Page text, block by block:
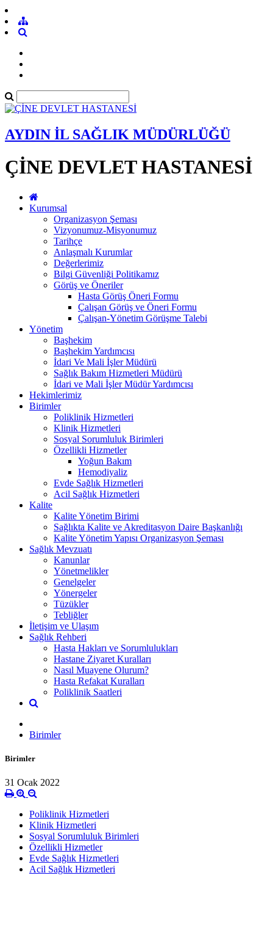
AYDIN İL SAĞLIK MÜDÜRLÜĞÜ
ÇİNE DEVLET HASTANESİ
Kurumsal
Organizasyon Şeması
Vizyonumuz-Misyonumuz
Tarihçe
Anlaşmalı Kurumlar
Değerlerimiz
Bilgi Güvenliği Politikamız
Görüş ve Öneriler
Hasta Görüş Öneri Formu
Çalışan Görüş ve Öneri Formu
Çalışan-Yönetim Görüşme Talebi
Yönetim
Başhekim
Başhekim Yardımcısı
İdari Ve Mali İşler Müdürü
Sağlık Bakım Hizmetleri Müdürü
İdari ve Mali İşler Müdür Yardımcısı
Hekimlerimiz
Birimler
Poliklinik Hizmetleri
Klinik Hizmetleri
Sosyal Sorumluluk Birimleri
Özellikli Hizmetler
Yoğun Bakım
Hemodiyaliz
Evde Sağlık Hizmetleri
Acil Sağlık Hizmetleri
Kalite
Kalite Yönetim Birimi
Sağlıkta Kalite ve Akreditasyon Daire Başkanlığı
Kalite Yönetim Yapısı Organizasyon Şeması
Sağlık Mevzuatı
Kanunlar
Yönetmelikler
Genelgeler
Yönergeler
Tüzükler
Tebliğler
İletişim ve Ulaşım
Sağlık Rehberi
Hasta Hakları ve Sorumlulukları
Hastane Ziyaret Kuralları
Nasıl Muayene Olurum?
Hasta Refakat Kuralları
Poliklinik Saatleri
Birimler
Birimler
31 Ocak 2022
Poliklinik Hizmetleri
Klinik Hizmetleri
Sosyal Sorumluluk Birimleri
Özellikli Hizmetler
Evde Sağlık Hizmetleri
Acil Sağlık Hizmetleri